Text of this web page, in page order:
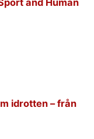
idrotten – från